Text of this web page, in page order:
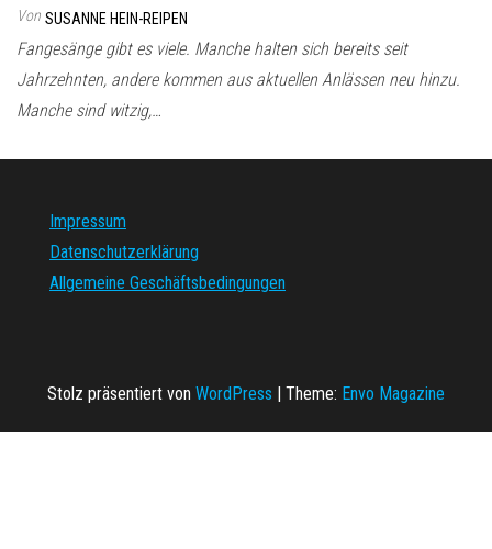
Von SUSANNE HEIN-REIPEN
Fangesänge gibt es viele. Manche halten sich bereits seit
Jahrzehnten, andere kommen aus aktuellen Anlässen neu hinzu.
Manche sind witzig,…
Impressum
Datenschutzerklärung
Allgemeine Geschäftsbedingungen
Stolz präsentiert von WordPress | Theme: Envo Magazine